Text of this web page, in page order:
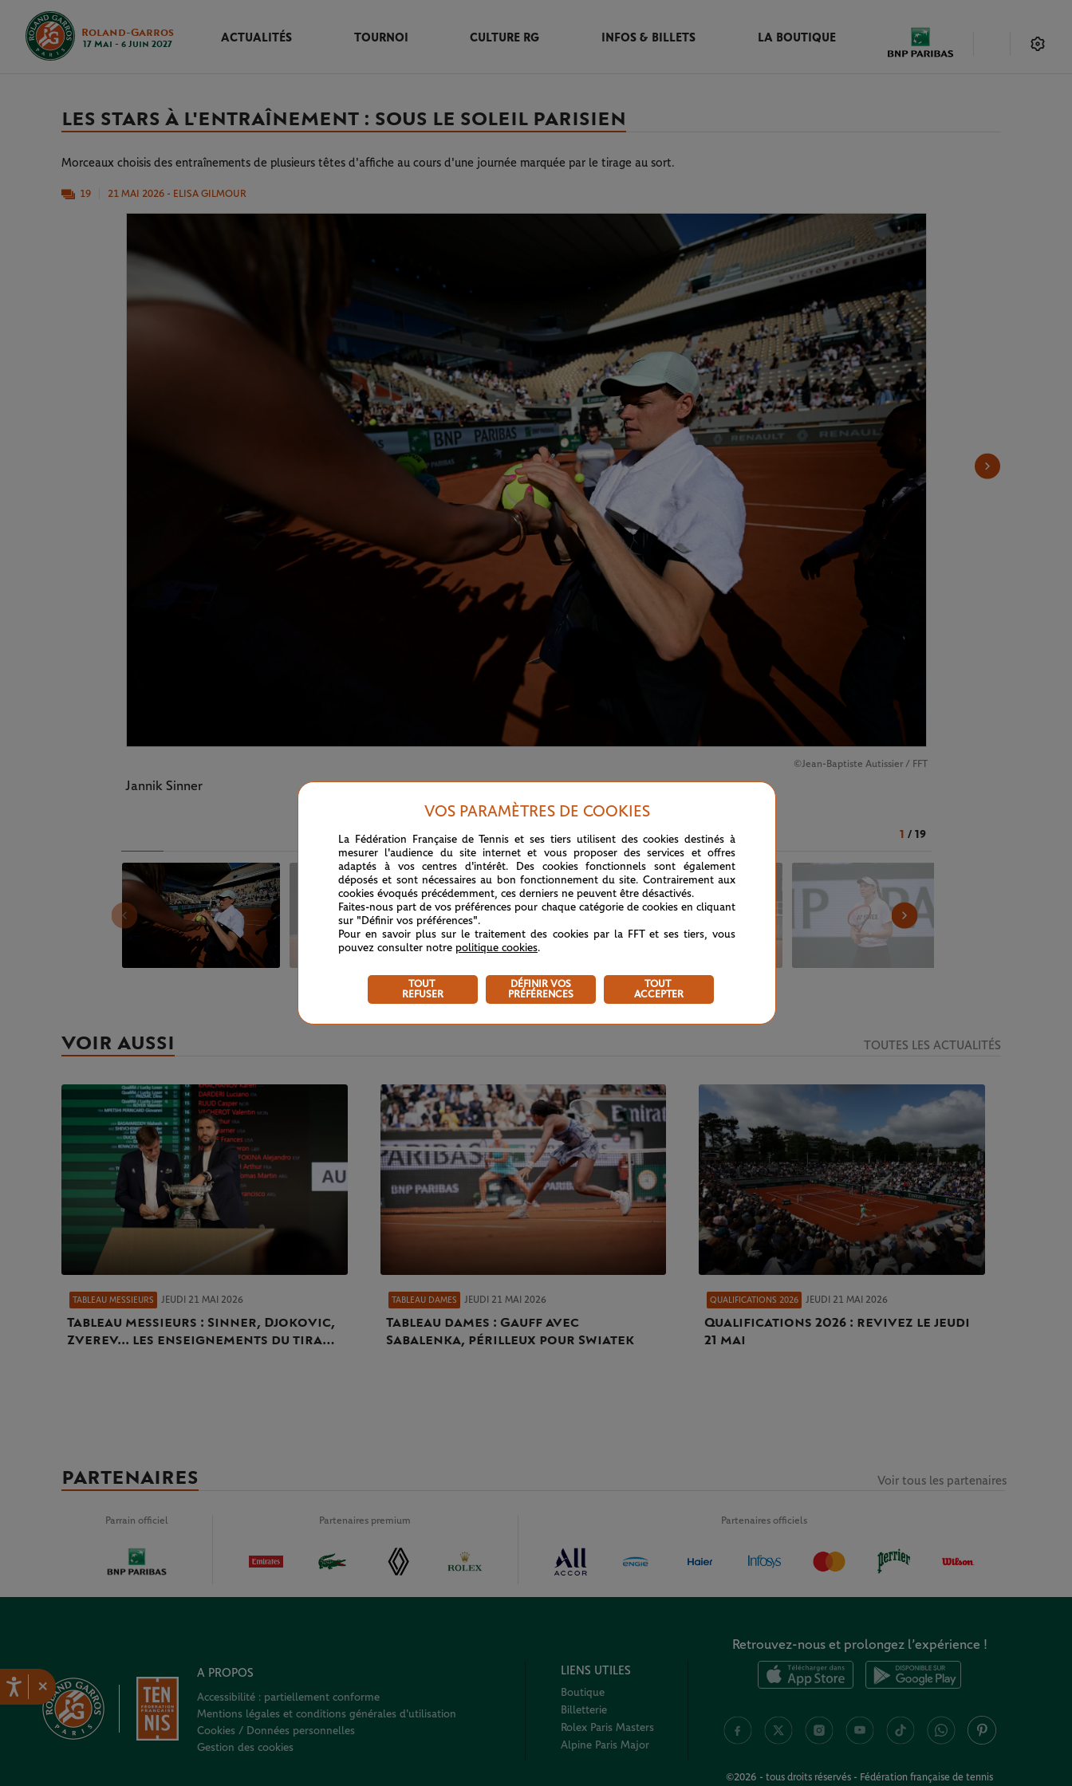
×
Roland-Garros
17 Mai - 6 Juin 2027
ACTUALITÉS TOURNOI CULTURE RG INFOS & BILLETS LA BOUTIQUE
LES STARS À L'ENTRAÎNEMENT : SOUS LE SOLEIL PARISIEN
Morceaux choisis des entraînements de plusieurs têtes d'affiche au cours d'une journée marquée par le tirage au sort.
19 21 MAI 2026 - ELISA GILMOUR
©Jean-Baptiste Autissier / FFT
Jannik Sinner
1 / 19
VOIR AUSSI TOUTES LES ACTUALITÉS
TABLEAU MESSIEURS JEUDI 21 MAI 2026
Tableau messieurs : Sinner, Djokovic,
Zverev... les enseignements du tirage
TABLEAU DAMES JEUDI 21 MAI 2026
Tableau dames : Gauff avec
Sabalenka, périlleux pour Swiatek
QUALIFICATIONS 2026 JEUDI 21 MAI 2026
Qualifications 2026 : revivez le jeudi
21 mai
PARTENAIRES
Parrain officiel Partenaires premium Partenaires officiels
Voir tous les partenaires
A PROPOS
Accessibilité : partiellement conforme
Mentions légales et conditions générales d'utilisation
Cookies / Données personnelles
Gestion des cookies
LIENS UTILES
Boutique
Billetterie
Rolex Paris Masters
Alpine Paris Major
Retrouvez-nous et prolongez l’expérience !
©2026 - tous droits réservés - Fédération française de tennis
VOS PARAMÈTRES DE COOKIES
La Fédération Française de Tennis et ses tiers utilisent des cookies destinés à
mesurer l'audience du site internet et vous proposer des services et offres
adaptés à vos centres d'intérêt. Des cookies fonctionnels sont également
déposés et sont nécessaires au bon fonctionnement du site. Contrairement aux
cookies évoqués précédemment, ces derniers ne peuvent être désactivés.
Faites-nous part de vos préférences pour chaque catégorie de cookies en cliquant
sur "Définir vos préférences".
Pour en savoir plus sur le traitement des cookies par la FFT et ses tiers, vous
pouvez consulter notre politique cookies.
TOUT
REFUSER
DÉFINIR VOS
PRÉFÉRENCES
TOUT
ACCEPTER